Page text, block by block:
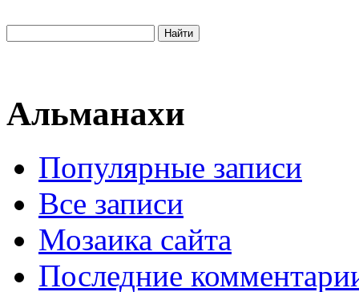
Альманахи
Популярные записи
Все записи
Мозаика сайта
Последние